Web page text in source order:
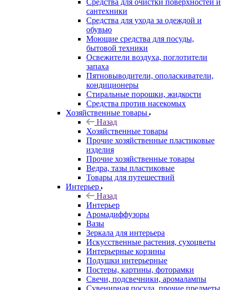
Средства для очистки поверхностей и
сантехники
Средства для ухода за одеждой и
обувью
Моющие средства для посуды,
бытовой техники
Освежители воздуха, поглотители
запаха
Пятновыводители, ополаскиватели,
кондиционеры
Стиральные порошки, жидкости
Средства против насекомых
Хозяйственные товары
Назад
Хозяйственные товары
Прочие хозяйственные пластиковые
изделия
Прочие хозяйственные товары
Ведра, тазы пластиковые
Товары для путешествий
Интерьер
Назад
Интерьер
Аромадиффузоры
Вазы
Зеркала для интерьера
Искусственные растения, сухоцветы
Интерьерные корзины
Подушки интерьерные
Постеры, картины, фоторамки
Свечи, подсвечники, аромалампы
Сувенирная посуда, прочие предметы